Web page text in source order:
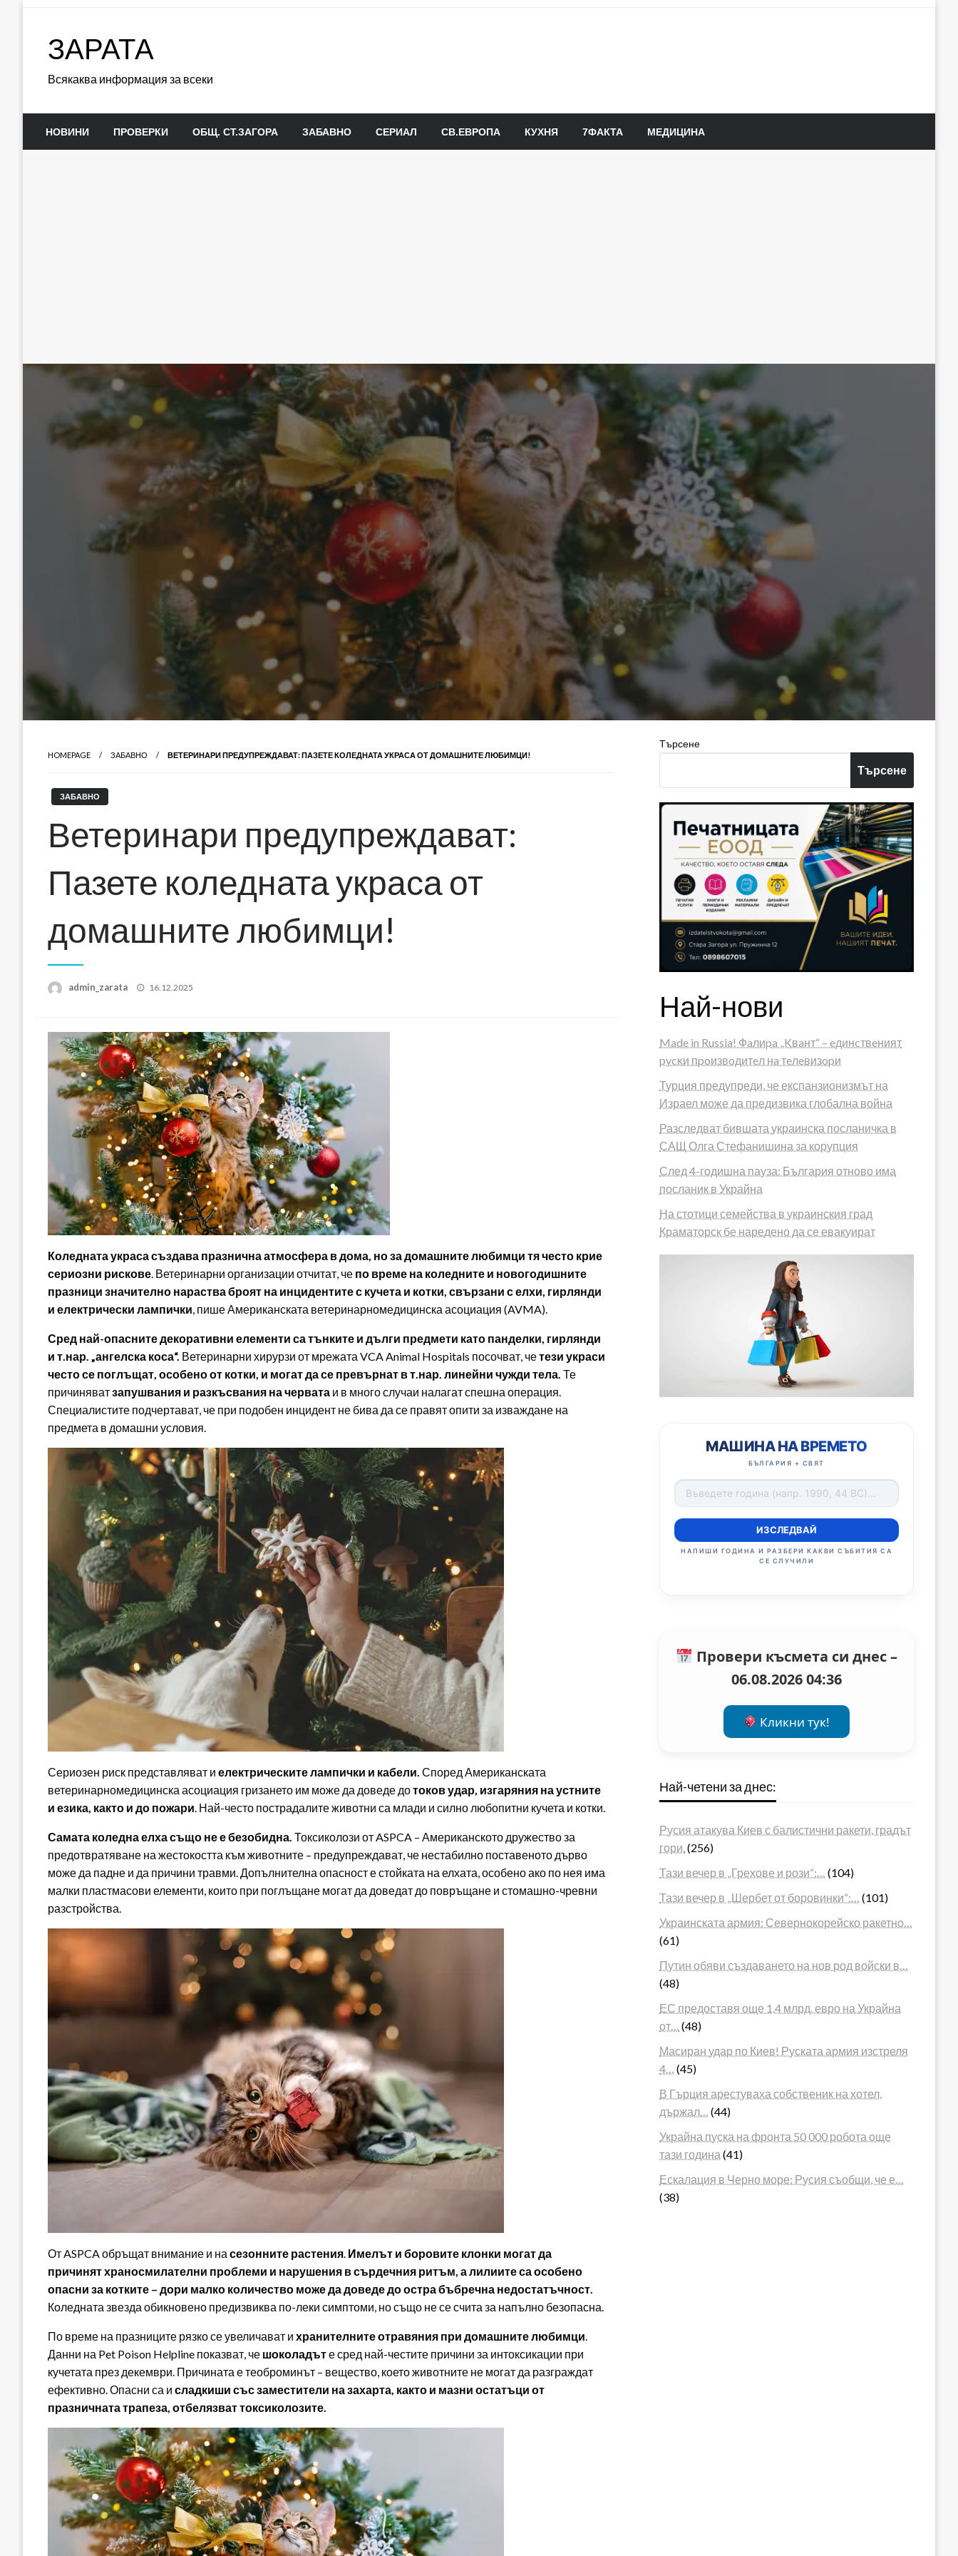
ЗАРАТА
Всякаква информация за всеки
НОВИНИ ПРОВЕРКИ ОБЩ. СТ.ЗАГОРА ЗАБАВНО СЕРИАЛ СВ.ЕВРОПА КУХНЯ 7ФАКТА МЕДИЦИНА
HOMEPAGE ЗАБАВНО ВЕТЕРИНАРИ ПРЕДУПРЕЖДАВАТ: ПАЗЕТЕ КОЛЕДНАТА УКРАСА ОТ ДОМАШНИТЕ ЛЮБИМЦИ!
ЗАБАВНО
Ветеринари предупреждават:
Пазете коледната украса от
домашните любимци!
admin_zarata
Posted
16.12.2025
Коледната украса създава празнична атмосфера в дома, но за домашните любимци тя често крие
сериозни рискове. Ветеринарни организации отчитат, че по време на коледните и новогодишните
празници значително нараства броят на инцидентите с кучета и котки, свързани с елхи, гирлянди
и електрически лампички, пише Американската ветеринарномедицинска асоциация (AVMA).
Сред най-опасните декоративни елементи са тънките и дълги предмети като панделки, гирлянди
и т.нар. „ангелска коса“. Ветеринарни хирурзи от мрежата VCA Animal Hospitals посочват, четези украси
често се поглъщат, особено от котки, и могат да се превърнат в т.нар. линейни чужди тела. Те
причиняватзапушвания и разкъсвания на червата и в много случаи налагат спешна операция.
Специалистите подчертават, че при подобен инцидент не бива да се правят опити за изваждане на
предмета в домашни условия.
Сериозен риск представляват и електрическите лампички и кабели. Според Американската
ветеринарномедицинска асоциация гризането им може да доведе дотоков удар, изгаряния на устните
и езика, както и до пожари. Най-често пострадалите животни са млади и силно любопитни кучета и котки.
Самата коледна елха също не е безобидна. Токсиколози от ASPCA – Американското дружество за
предотвратяване на жестокостта към животните – предупреждават, че нестабилно поставеното дърво
може да падне и да причини травми. Допълнителна опасност е стойката на елхата, особено ако по нея има
малки пластмасови елементи, които при поглъщане могат да доведат до повръщане и стомашно-чревни
разстройства.
От ASPCA обръщат внимание и на сезонните растения. Имелът и боровите клонки могат да
причинят храносмилателни проблеми и нарушения в сърдечния ритъм, а лилиите са особено
опасни за котките – дори малко количество може да доведе до остра бъбречна недостатъчност.
Коледната звезда обикновено предизвиква по-леки симптоми, но също не се счита за напълно безопасна.
По време на празниците рязко се увеличават и хранителните отравяния при домашните любимци.
Данни на Pet Poison Helpline показват, че шоколадъте сред най-честите причини за интоксикации при
кучетата през декември. Причината е теоброминът – вещество, което животните не могат да разграждат
ефективно. Опасни са и сладкиши със заместители на захарта, както и мазни остатъци от
празничната трапеза, отбелязват токсиколозите.
Търсене
Търсене
Най-нови
Made in Russia! Фaлиpa „Kвaнт“ – eдинcтвeният
pycĸи пpoизвoдитeл нa тeлeвизopи
Турция предупреди, че експанзионизмът на
Израел може да предизвика глобална война
Разследват бившата украинска посланичка в
САЩ Олга Стефанишина за корупция
След 4-годишна пауза: България отново има
посланик в Украйна
На стотици семейства в украинския град
Краматорск бе наредено да се евакуират
МАШИНА НА ВРЕМЕТО
БЪЛГАРИЯ + СВЯТ
ИЗСЛЕДВАЙ
НАПИШИ ГОДИНА И РАЗБЕРИ КАКВИ СЪБИТИЯ СА
СЕ СЛУЧИЛИ
Провери късмета си днес –
06.08.2026 04:36
Кликни тук!
Най-четени за днес:
Русия атакува Киев с балистични ракети, градът
гори. (256)
Тази вечер в „Грехове и рози“:…
(104)
Тази вечер в „Шербет от боровинки“:…
(101)
Украинската армия: Севернокорейско ракетно…
(61)
Путин обяви създаването на нов род войски в…
(48)
ЕС предоставя още 1,4 млрд. евро на Украйна
от…
(48)
Масиран удар по Киев! Руската армия изстреля
4…
(45)
В Гърция арестуваха собственик на хотел,
държал…
(44)
Украйна пуска на фронта 50 000 робота още
тази година (41)
Ескалация в Черно море: Русия съобщи, че е…
(38)